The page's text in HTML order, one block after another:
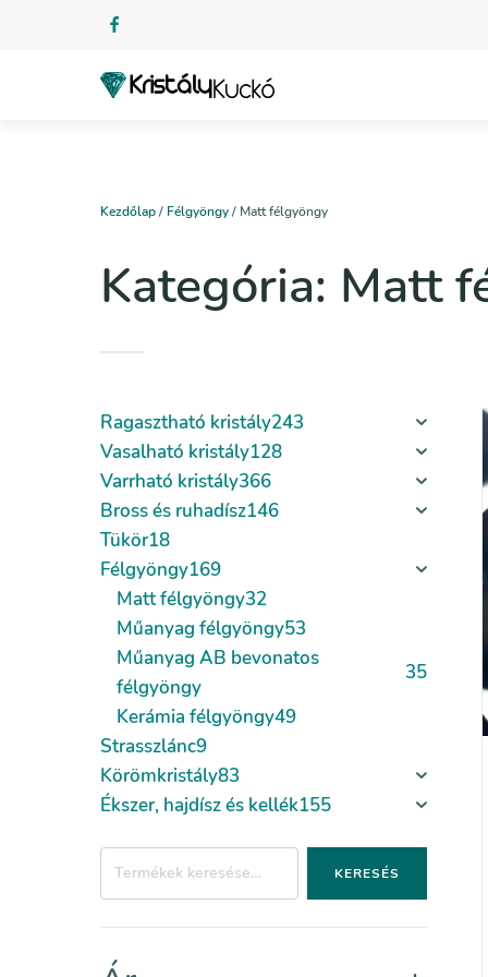
Kezdőlap/ Félgyöngy/ Matt félgyöngy
Kategória: Matt
Ragasztható kristály243
Vasalható kristály128
Varrható kristály366
Bross és ruhadísz146
Tükör18
Félgyöngy169
Matt félgyöngy32
Műanyag félgyöngy53
Műanyag AB bevonatos
félgyöngy
35
Kerámia félgyöngy49
Strasszlánc9
Körömkristály83
Ékszer, hajdísz és kellék155
Keresés
KERESÉS